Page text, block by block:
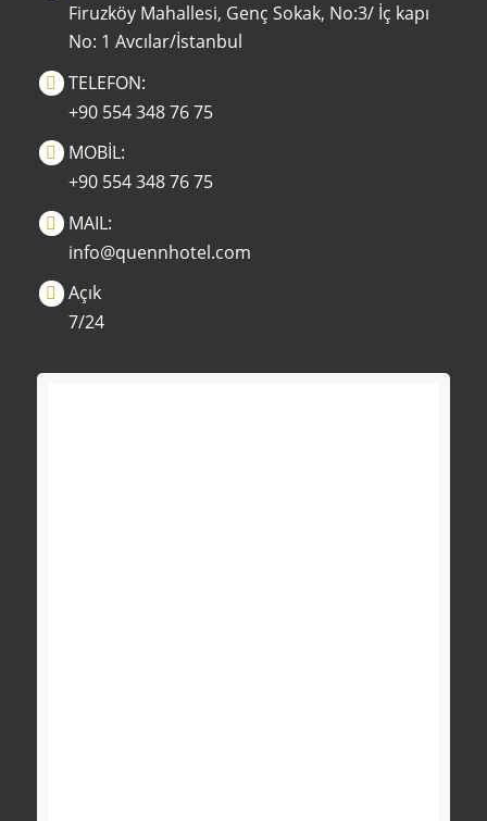
Firuzköy Mahallesi, Genç Sokak, No:3/ İç kapı
No: 1 Avcılar/İstanbul
TELEFON:
+90 554 348 76 75
MOBİL:
+90 554 348 76 75
MAIL:
info@quennhotel.com
Açık
7/24